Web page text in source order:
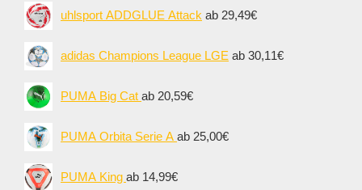
uhlsport ADDGLUE Attack ab 29,49€
adidas Champions League LGE ab 30,11€
PUMA Big Cat ab 20,59€
PUMA Orbita Serie A ab 25,00€
PUMA King ab 14,99€